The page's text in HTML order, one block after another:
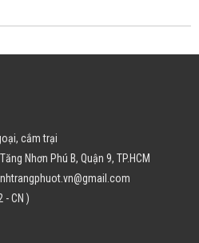
cắm trại
Nhơn Phú B, Quận 9, TP.HCM
- CN )